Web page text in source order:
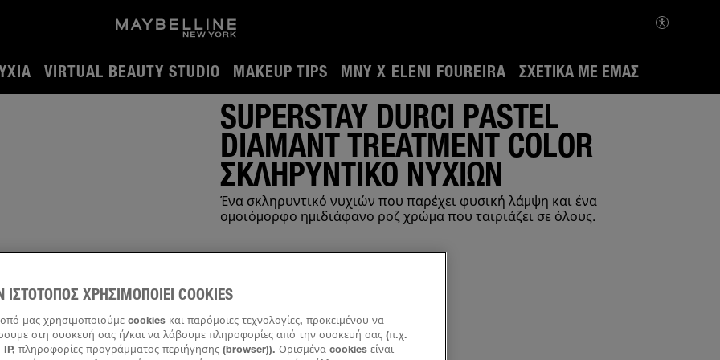
VIRTUAL BEAUTY STUDIO MAKEUP TIPS MNY X ELENI FOUREIRA ΣΧΕΤΙΚΆ ΜΕ ΕΜΆΣ
Treatment Color Σκληρυντικό Νυχιών
SUPERSTAY DURCI PASTEL
DIAMANT TREATMENT COLOR
ΣΚΛΗΡΥΝΤΙΚΌ ΝΥΧΙΏΝ
Ένα σκληρυντικό νυχιών που παρέχει φυσική λάμψη και ένα
ομοιόμορφο ημιδιάφανο ροζ χρώμα που ταιριάζει σε όλους.
ΧΡΗΣΙΜΟΠΟΙΕΙ COOKIES
μας χρησιμοποιούμε cookies και παρόμοιες τεχνολογίες, προκειμένου να
στη συσκευή σας ή/και να λάβουμε πληροφορίες από την συσκευή σας (π.χ.
IP, πληροφορίες προγράμματος περιήγησης (browser)). Ορισμένα cookies είναι